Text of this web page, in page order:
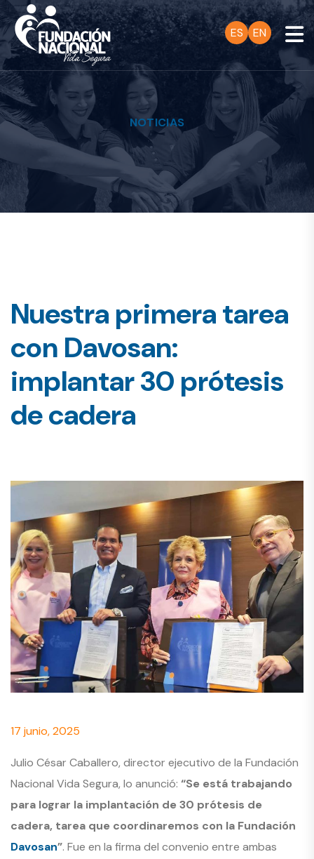
ES EN
NOTICIAS
Nuestra primera tarea
con Davosan:
implantar 30 prótesis
de cadera
17 junio, 2025
Julio César Caballero, director ejecutivo de la Fundación
Nacional Vida Segura, lo anunció: “Se está trabajando
para lograr la implantación de 30 prótesis de
cadera, tarea que coordinaremos con la Fundación
Davosan”. Fue en la firma del convenio entre ambas